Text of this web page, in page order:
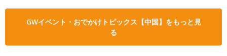
GWイベント・おでかけトピックス【中国】をもっと見
る